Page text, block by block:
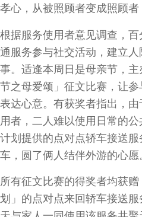
孝心，从被照顾者变成照顾者
根据服务使用者意见调查，
通服务参与社交活动，建立
事。适逢本周日是母亲节，
节之母爱颂」征文比赛，让
表达心意。有获奖者指出，
用者，二人难以使用日常的
计划提供的点对点轿车接送
车，圆了俩人结伴外游的心愿。
所有征文比赛的得奖者均获
划」的点对点来回轿车接送